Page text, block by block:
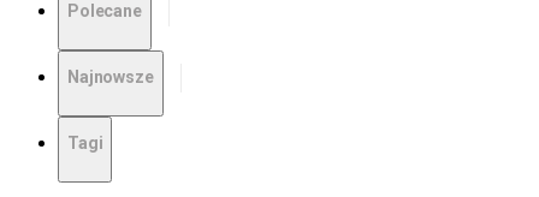
Polecane
Najnowsze
Tagi